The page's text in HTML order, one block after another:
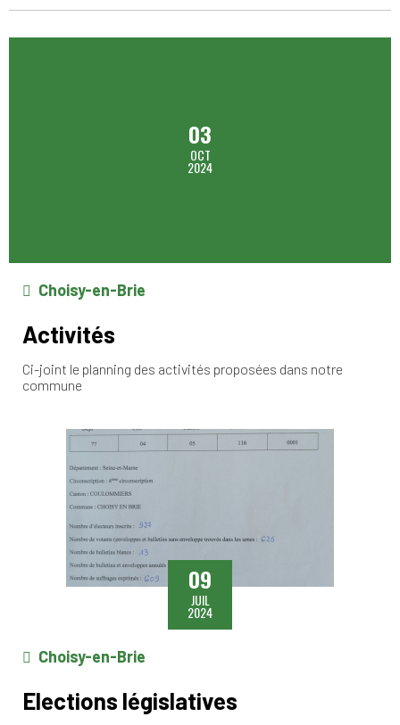
03
OCT
2024
Choisy-en-Brie
Activités
Ci-joint le planning des activités proposées dans notre
commune
09
JUIL
2024
Choisy-en-Brie
Elections législatives